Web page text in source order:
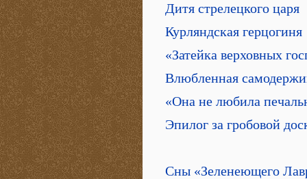
Дитя стрелецкого царя
Курляндская герцогиня
«Затейка верховных
Влюбленная
«Она не любила
Эпилог за гробовой
Сны «Зеленеющего